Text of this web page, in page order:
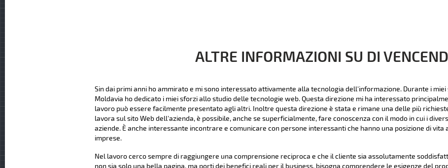
ALTRE INFORMAZIONI SU DI
Sin dai primi anni ho ammirato e mi sono interessato attivamente alla tecnologia dell'informazione. Durante i
Moldavia ho dedicato i miei sforzi allo studio delle tecnologie web. Questa direzione mi ha interessato
lavoro può essere facilmente presentato agli altri. Inoltre questa direzione è stata e rimane una delle più
lavora sul sito Web dell'azienda, è possibile, anche se superficialmente, fare conoscenza con il modo in cui i
aziende. È anche interessante incontrare e comunicare con persone interessanti che hanno una posizione di
imprese.
Nel lavoro cerco sempre di raggiungere una comprensione reciproca e che il cliente sia assolutamente
non sia solo una bella pagina, ma porti dei benefici reali per il business, bisogna comprendere le esigenze del